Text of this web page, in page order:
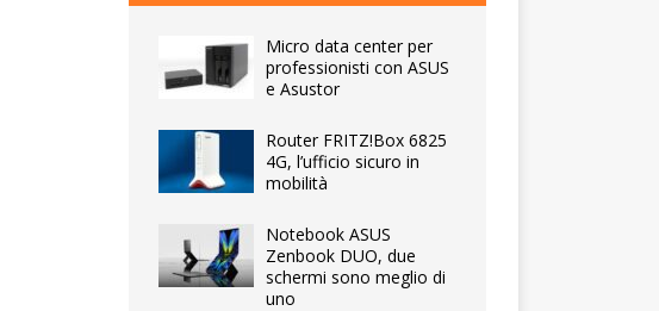
Micro data center per
professionisti con ASUS
e Asustor
Router FRITZ!Box 6825
4G, l’ufficio sicuro in
mobilità
Notebook ASUS
Zenbook DUO, due
schermi sono meglio di
uno